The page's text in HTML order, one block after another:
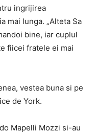
ingrijirea
mai lunga. „Alteta Sa
bine, iar cuplul
fiicei fratele ei mai
vestea buna si pe
de York.
Mapelli Mozzi si-au